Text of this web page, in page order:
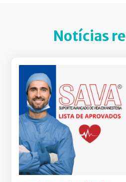
Notícias